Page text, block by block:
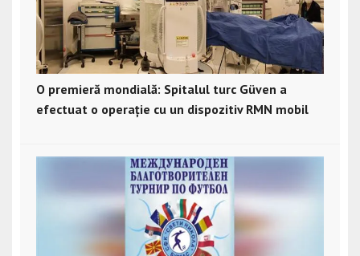
O premieră mondială: Spitalul turc Güven a
efectuat o operație cu un dispozitiv RMN mobil